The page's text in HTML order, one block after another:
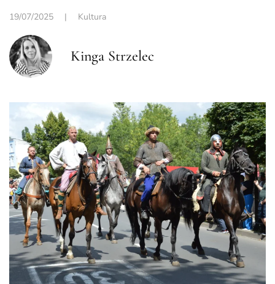
19/07/2025 | Kultura
Kinga Strzelec